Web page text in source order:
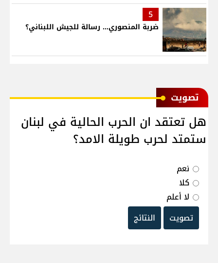
5
ضربة المنصوري... رسالة للجيش اللبناني؟
ﺗﺼﻮﻳﺖ
هل تعتقد ان الحرب الحالية في لبنان
ستمتد لحرب طويلة الامد؟
نعم
كلا
لا أعلم
تصويت
النتائج